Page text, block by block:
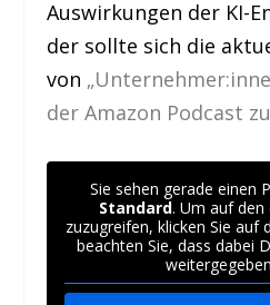
Auswirkungen der KI-
der sollte sich die
von
der Amazon Podcast
Sie sehen gerade einen
Standard. Um auf den
zuzugreifen, klicken Sie
beachten Sie, dass dabei